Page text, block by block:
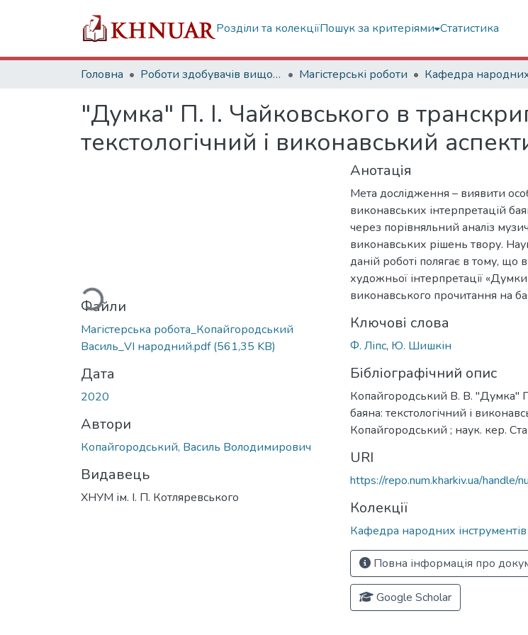
Розділи та колекціїПошук за критеріями Статистика
Головна Роботи здобувачів вищої освіти Магістерські роботи
"Думка" П. І. Чайковського в
текстологічний і виконавський
Вантажиться...
Файли
Магістерська робота_Копайгородський
Василь_VI народний.pdf(561,35 KB)
Дата
2020
Автори
Копайгородський, Василь Володимирович
Видавець
ХНУМ ім. І. П. Котляревського
Анотація
Мета дослідження – виявити
виконавських інтерпретацій
через порівняльний аналіз
виконавських рішень твору.
даній роботі полягає в тому, що
художньої інтерпретації
виконавського прочитання на
Ключові слова
Ф. Ліпс, Ю. Шишкін
Бібліографічний опис
Копайгородський В. В. "Думка"
баяна: текстологічний і
Копайгородський ; наук. кер.
URI
https://repo.num.kharkiv.ua/handle/
Колекції
Кафедра народних
Повна інформація про
Google Scholar